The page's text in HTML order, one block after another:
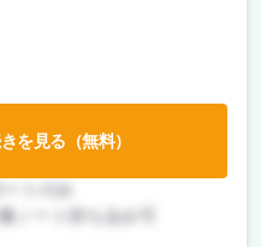
ノート持ち込み可
を見る（無料）